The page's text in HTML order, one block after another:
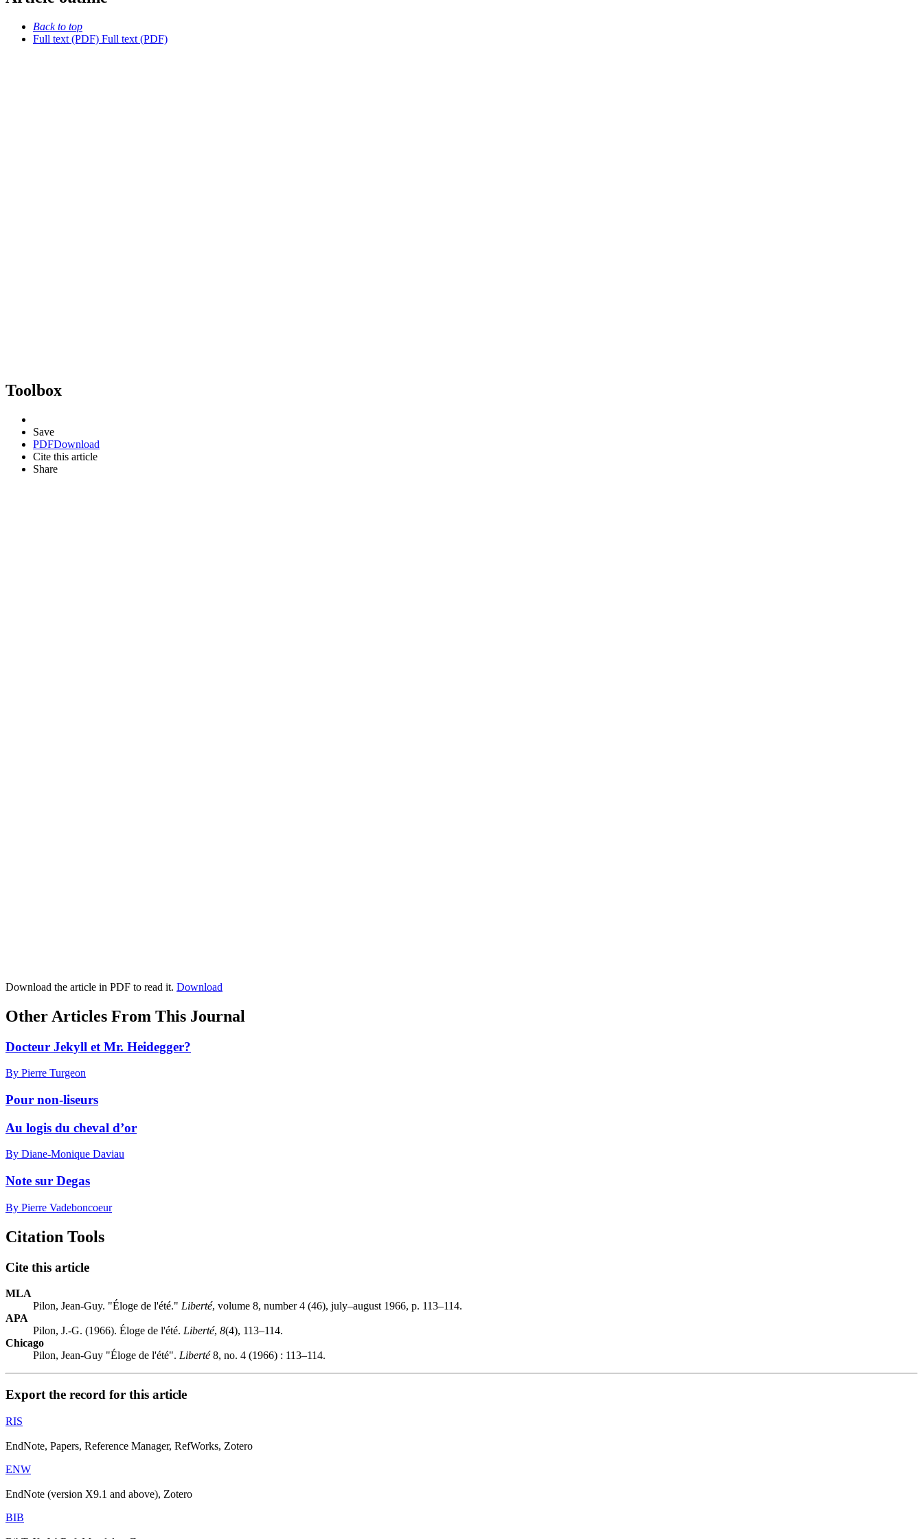
Back to top
Full text (PDF) Full text (PDF)
Toolbox
Save
PDFDownload
Cite this article
Share
Download the article in PDF to read it. Download
Other Articles From This Journal
Docteur Jekyll et Mr. Heidegger?
By Pierre Turgeon
Pour non-liseurs
Au logis du cheval d’or
By Diane-Monique Daviau
Note sur Degas
By Pierre Vadeboncoeur
Citation Tools
Cite this article
MLA
Pilon, Jean-Guy. "Éloge de l'été." Liberté, volume 8, number 4 (46), july–august 1966, p. 113–114.
APA
Pilon, J.-G. (1966). Éloge de l'été. Liberté, 8(4), 113–114.
Chicago
Pilon, Jean-Guy "Éloge de l'été". Liberté8, no. 4 (1966) : 113–114.
Export the record for this article
RIS
EndNote, Papers, Reference Manager, RefWorks, Zotero
ENW
EndNote (version X9.1 and above), Zotero
BIB